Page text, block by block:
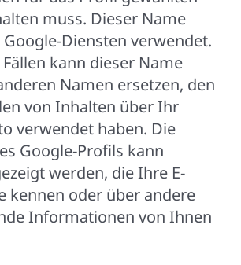
muss. Dieser Name
Diensten verwendet.
kann dieser Name
Namen ersetzen, den
von Inhalten über Ihr
verwendet haben. Die
Google-Profils kann
werden, die Ihre E-
kennen oder über andere
Informationen von Ihnen